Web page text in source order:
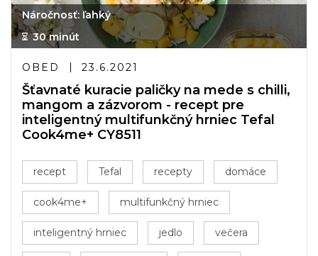
Náročnosť: ľahký
30 minút
OBED 23.6.2021
Šťavnaté kuracie paličky na mede s chilli,
mangom a zázvorom - recept pre
inteligentný multifunkčný hrniec Tefal
Cook4me+ CY8511
recept Tefal recepty domáce
cook4me+ multifunkčný hrniec
inteligentný hrniec jedlo večera